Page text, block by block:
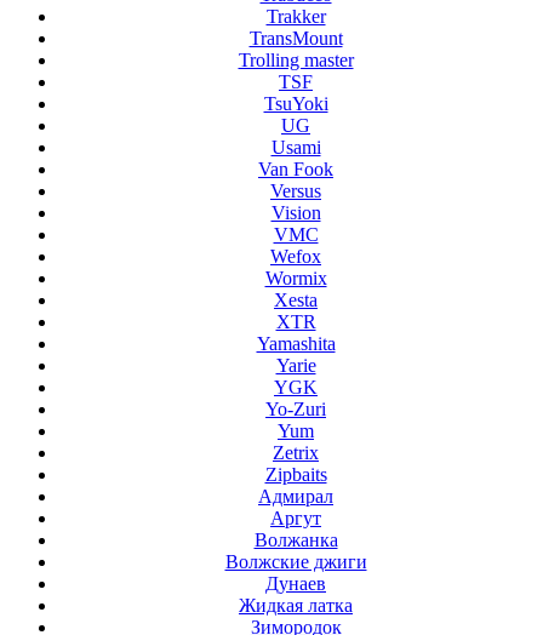
Trakker
TransMount
Trolling master
TSF
TsuYoki
UG
Usami
Van Fook
Versus
Vision
VMC
Wefox
Wormix
Xesta
XTR
Yamashita
Yarie
YGK
Yo-Zuri
Yum
Zetrix
Zipbaits
Адмирал
Аргут
Волжанка
Волжские джиги
Дунаев
Жидкая латка
Зимородок